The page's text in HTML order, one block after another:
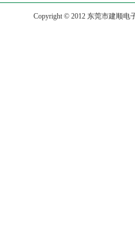
Copyright © 2012 东莞市建顺电